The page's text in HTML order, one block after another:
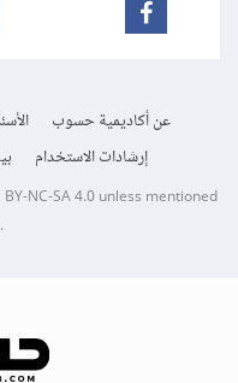
عن أكاديمية حسوب
إرشادات الاستخدام
BY-NC-SA 4.0unless mentioned